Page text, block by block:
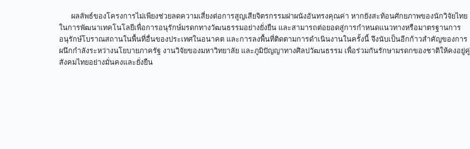
ผลลัพธ์ของโครงการไม่เพียงช่วยลดความเสี่ยงต่อการสูญเสียจิตรกรรมฝาผนังอันทรงคุณค่า หากยังสะท้อนศักยภาพของนักวิจัยไทย
ในการพัฒนาเทคโนโลยีเพื่อการอนุรักษ์มรดกทางวัฒนธรรมอย่างยั่งยืน และสามารถต่อยอดสู่การกำหนดแนวทางหรือมาตรฐานการ
อนุรักษ์โบราณสถานในพื้นที่อื่นของประเทศในอนาคต และการลงพื้นที่ติดตามการดำเนินงานในครั้งนี้ จึงนับเป็นอีกก้าวสำคัญของการ
ผนึกกำลังระหว่างนโยบายภาครัฐ งานวิจัยของมหาวิทยาลัย และภูมิปัญญาทางศิลปวัฒนธรรม เพื่อร่วมกันรักษามรดกของชาติให้คงอยู่คู่
สังคมไทยอย่างมั่นคงและยั่งยืน